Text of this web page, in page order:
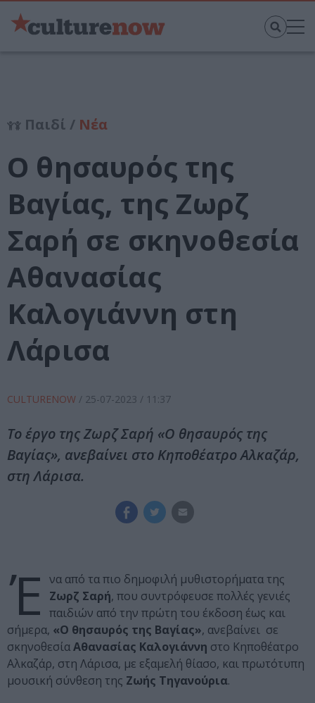
Παιδί / Νέα
Ο θησαυρός της
Βαγίας, της Ζωρζ
Σαρή σε σκηνοθεσία
Αθανασίας
Καλογιάννη στη
Λάρισα
CULTURENOW / 25-07-2023 / 11:37
Το έργο της Ζωρζ Σαρή «Ο θησαυρός της
Βαγίας», ανεβαίνει στο Κηποθέατρο Αλκαζάρ,
στη Λάρισα.
Έ να από τα πιο δημοφιλή μυθιστορήματα της
Ζωρζ Σαρή, που συντρόφευσε πολλές γενιές
παιδιών από την πρώτη του έκδοση έως και
σήμερα, «Ο θησαυρός της Βαγίας», ανεβαίνει σε
σκηνοθεσίαΑθανασίας Καλογιάννη στο Κηποθέατρο
Αλκαζάρ, στη Λάρισα, με εξαμελή θίασο, και πρωτότυπη
μουσική σύνθεση της Ζωής Τηγανούρια.